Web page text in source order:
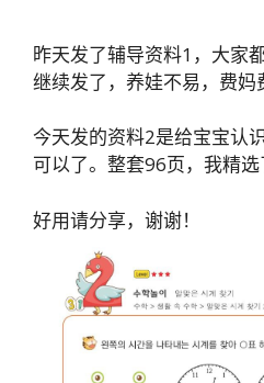
昨天发了辅导资料1，大家
继续发了，养娃不易，费妈
今天发的资料2是给宝宝认
可以了。整套96页，我精选
好用请分享，谢谢！